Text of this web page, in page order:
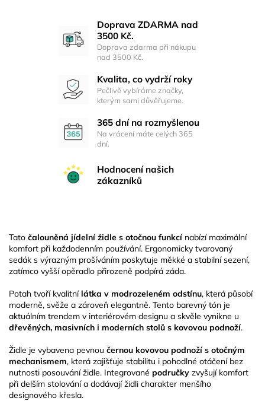
Doprava ZDARMA nad
3500 Kč.
Doprava zdarma při nákupu
nad 3500 Kč.
Kvalita, co vydrží roky
Pečlivě vybíráme značky,
kterým sami důvěřujeme.
365 dní na rozmyšlenou
Na vrácení máte celých 365
dní.
Hodnocení našich
zákazníků
Tato čalouněná jídelní židle s otočnou funkcínabízí maximální
komfort při každodenním používání. Ergonomicky tvarovaný
sedák s výrazným prošíváním poskytuje měkké a stabilní sezení,
zatímco vyšší opěradlo přirozeně podpírá záda.
Potah tvoří kvalitní látka v modrozeleném odstínu, která působí
moderně, svěže a zároveň elegantně. Tento barevný tón je
aktuálním trendem v interiérovém designu a skvěle vynikne u
dřevěných, masivních i moderních stolů s kovovou podnoží.
Židle je vybavena pevnou černou kovovou podnoží s otočným
mechanismem, která zajišťuje stabilitu i pohodlné otáčení bez
nutnosti posouvání židle. Integrované područky zvyšují komfort
při delším stolování a dodávají židli charakter menšího
designového křesla.